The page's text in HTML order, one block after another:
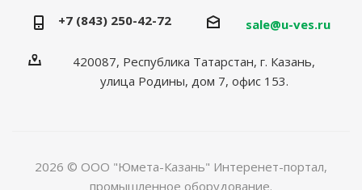
+7 (843) 250-42-72 sale@u-ves.ru
420087, Республика Татарстан, г. Казань,
улица Родины, дом 7, офис 153.
2026 © ООО "Юмета-Казань" Интеренет-портал,
промышленное оборудование.